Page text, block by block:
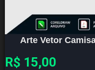
Arte Vetor
R$ 15,00